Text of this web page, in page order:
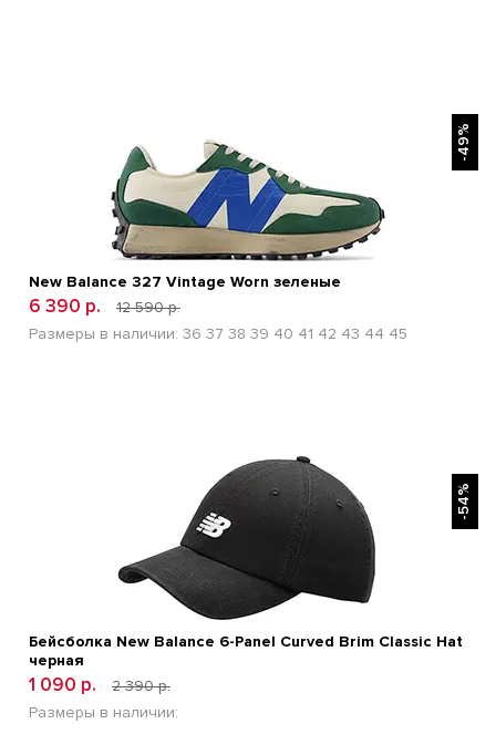
-49%
New Balance 327 Vintage Worn зеленые
6 390 р.
12 590 р.
Размеры в наличии: 36 37 38 39 40 41 42 43 44 45
БЫСТРЫЙ ПРОСМОТР
-54%
Бейсболка New Balance 6-Panel Curved Brim Classic Hat
черная
1 090 р.
2 390 р.
Размеры в наличии: